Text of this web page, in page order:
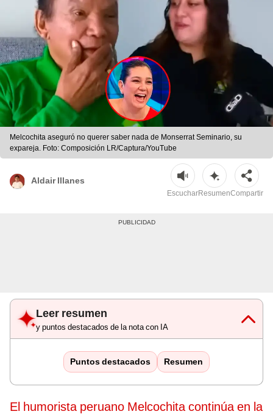
Melcochita aseguró no querer saber nada de Monserrat Seminario, su
expareja. Foto: Composición LR/Captura/YouTube
Aldair Illanes
EscucharResumenCompartir
Leer resumen
y puntos destacados de la nota con IA
Puntos destacados Resumen
El humorista peruano Melcochita continúa en la